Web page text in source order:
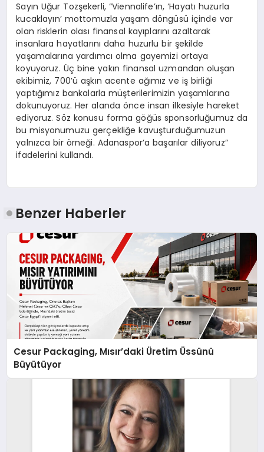
Sayın Uğur Tozşekerli, “Viennalife’ın, ‘Hayatı huzurla
kucaklayın’ mottomuzla yaşam döngüsü içinde var
olan risklerin olası finansal kayıplarını azaltarak
insanlara hayatlarını daha huzurlu bir şekilde
yaşamalarına yardımcı olma gayemizi ortaya
koyuyoruz. Üç bine yakın finansal uzmandan oluşan
ekibimiz, 700’ü aşkın acente ağımız ve iş birliği
yaptığımız bankalarla müşterilerimizin yaşamlarına
dokunuyoruz. Her alanda önce insan ilkesiyle hareket
ediyoruz. Söz konusu forma göğüs sponsorluğumuz da
bu misyonumuzu gerçekliğe kavuşturduğumuzun
yalnızca bir örneği. Adanaspor’a başarılar diliyoruz”
ifadelerini kullandı.
Benzer Haberler
Cesur Packaging, Mısır’daki Üretim Üssünü
Büyütüyor